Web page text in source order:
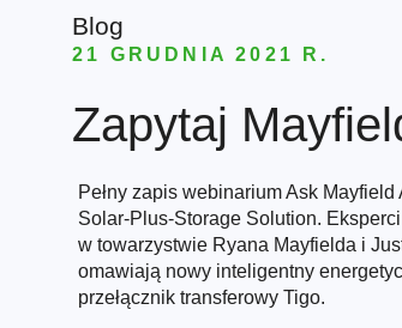
Blog
21 GRUDNIA 2021 R.
Zapytaj
Pełny zapis webinarium Ask
Solar-Plus-Storage Solution.
w towarzystwie Ryana Mayfielda i
omawiają nowy inteligentny
przełącznik transferowy Tigo.